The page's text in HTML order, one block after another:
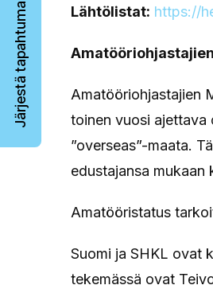
Lähtölistat: https://
Amatööriohjastajien
toinen vuosi ajettava
”overseas”-maata.
edustajansa mukaan
Amatööristatus
Suomi ja SHKL ovat
tekemässä ovat
Järjestä tapahtuma